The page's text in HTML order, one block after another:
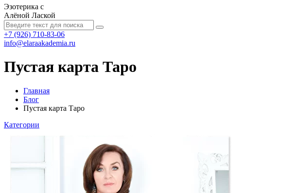
Эзотерика с
Алёной Лаской
+7 (926) 710-83-06
info@elaraakademia.ru
Пустая карта Таро
Главная
Блог
Пустая карта Таро
Категории